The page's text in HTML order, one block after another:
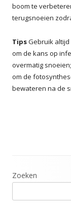
boom te
terugsnoeien
TipsGebruik
om de kans op
overmatig
om de
bewateren na de
Hoofd
sidebar
Zoeken